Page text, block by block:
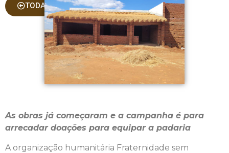
TODAS AS COLUNAS
As obras já começaram e a campanha é para
arrecadar doações para equipar a padaria
A organização humanitária Fraternidade sem